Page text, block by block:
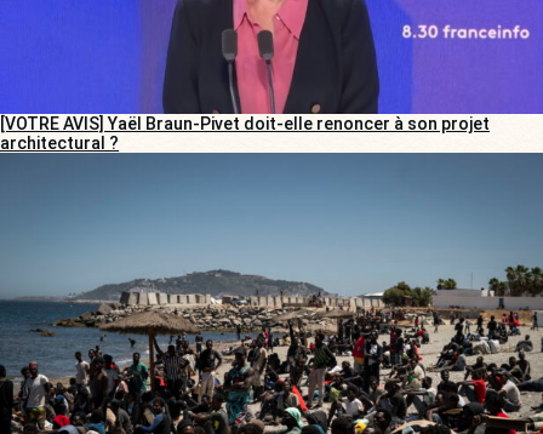
[VOTRE AVIS] Yaël Braun-Pivet doit-elle renoncer à son projet
architectural ?